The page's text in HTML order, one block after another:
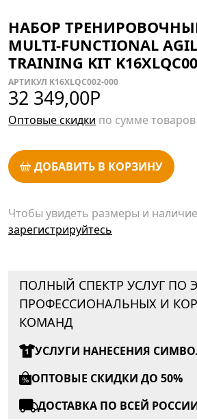
НАБОР
MULTI-FUNCTIONAL
TRAINING KIT
АРТИКУЛ K16XLQC002-000
32 349,00Р
Оптовые скидки по сумме
ДОБАВИТЬ В КОРЗИНУ
Чтобы увидеть размеры и наличие
зарегистрируйтесь
ПОЛНЫЙ СПЕКТР УСЛУГ ПО
ПРОФЕССИОНАЛЬНЫХ И
КОМАНД
УСЛУГИ НАНЕСЕНИЯ
ОПТОВЫЕ СКИДКИ ДО 50%
ДОСТАВКА ПО ВСЕЙ